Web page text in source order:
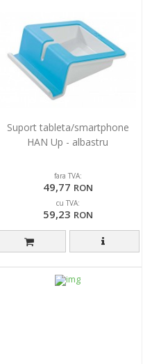
Suport tableta/smartphone
HAN Up - albastru
fara TVA:
49,77 RON
cu TVA:
59,23 RON